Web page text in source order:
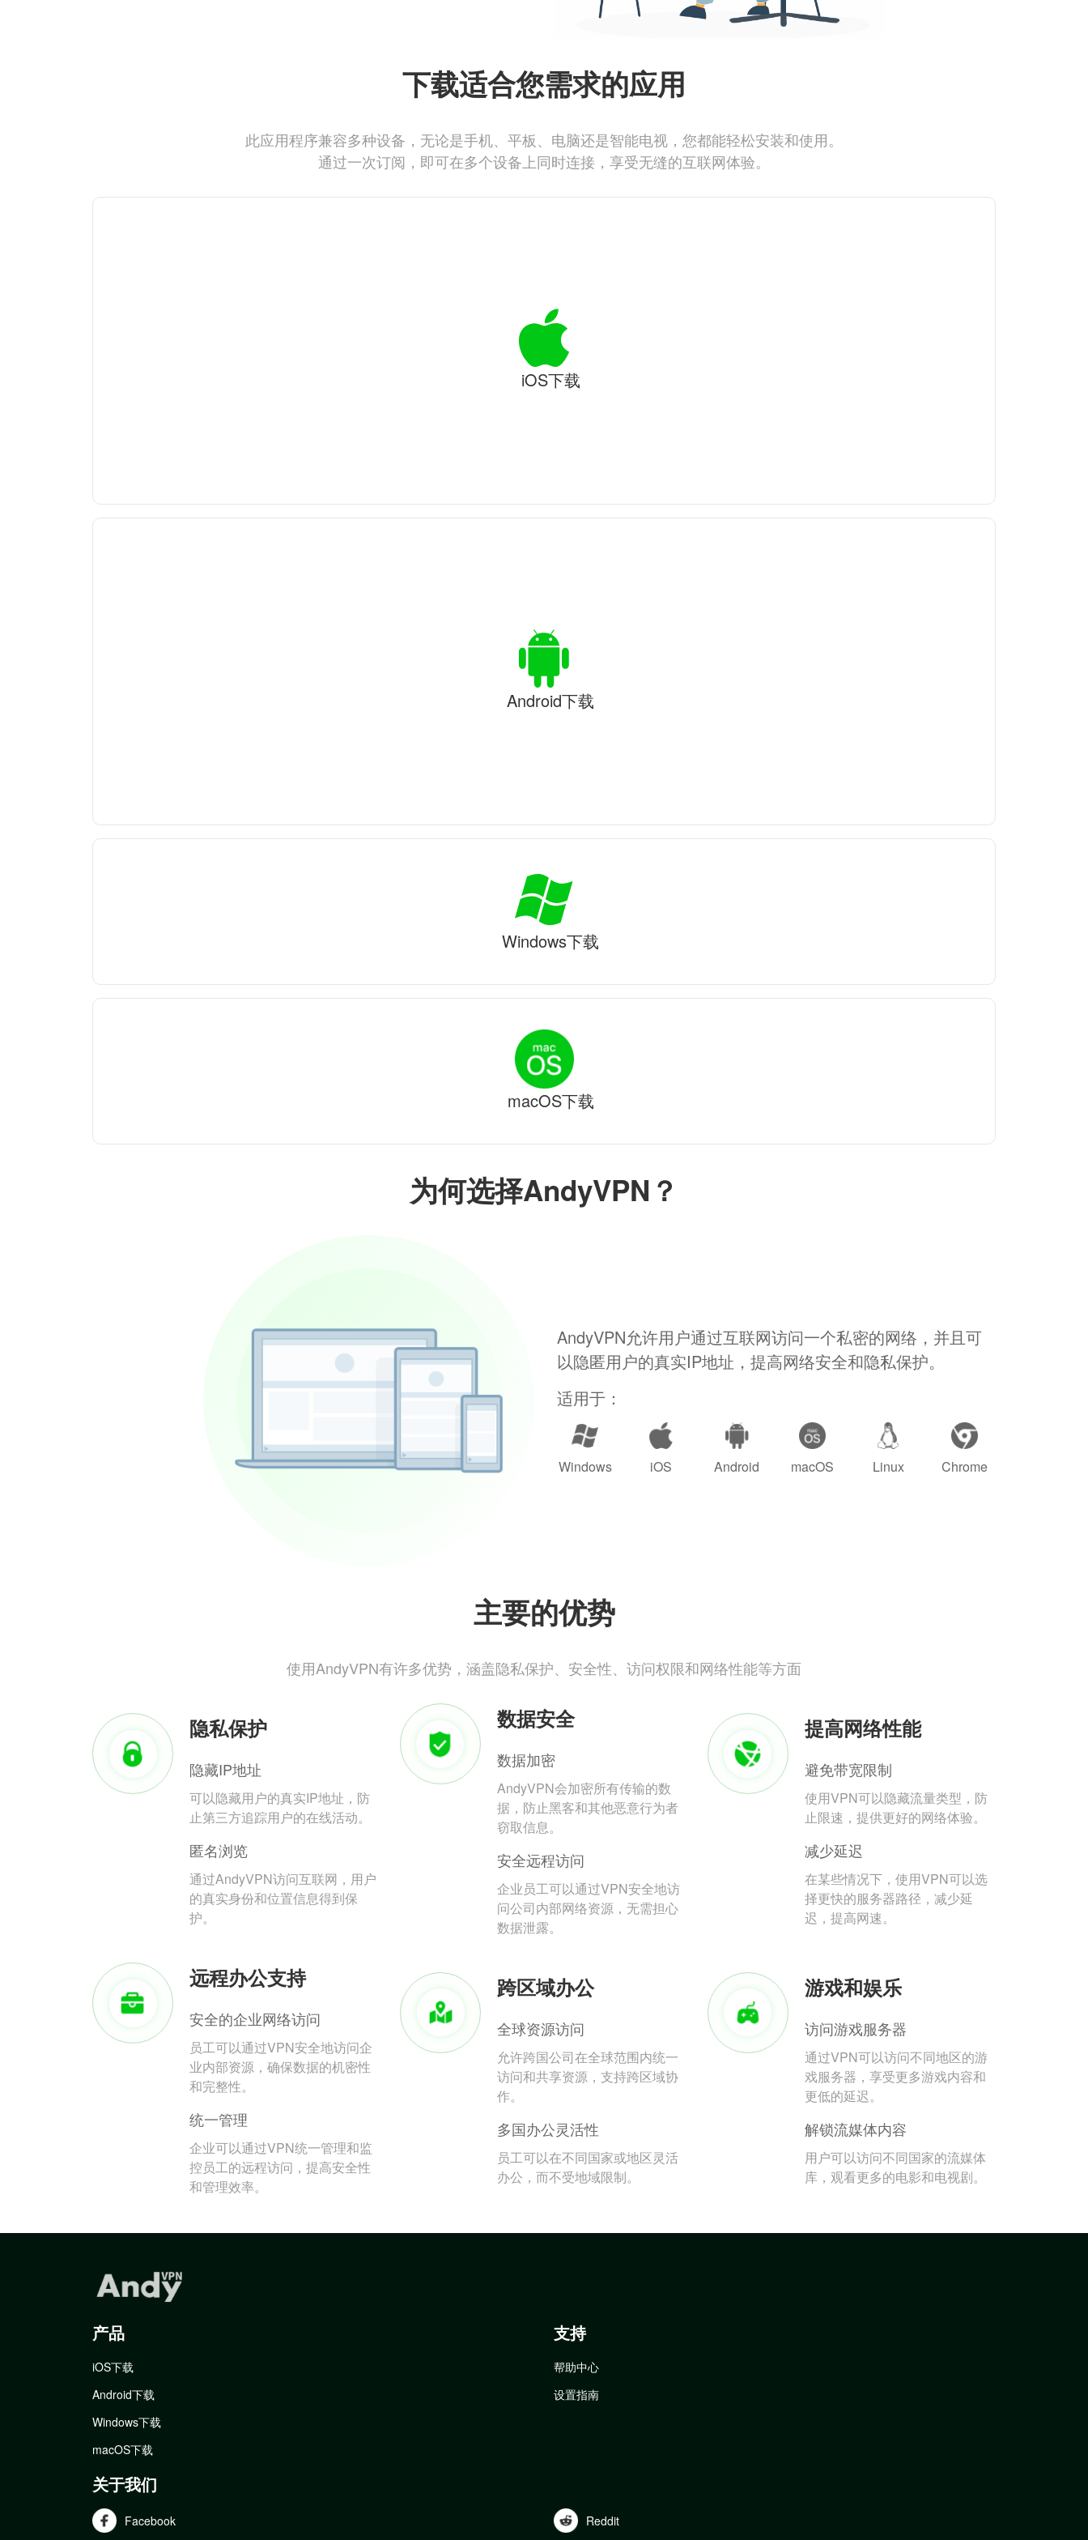
为何选择AndyVPN？
AndyVPN允许用户通过互联网访问一个私密的网络，并且可
以隐匿用户的真实IP地址，提高网络安全和隐私保护。
适用于：
Windows iOS Android macOS Linux Chrome
主要的优势
使用AndyVPN有许多优势，涵盖隐私保护、安全性、访问权限和网络性能等方面
隐私保护
隐藏IP地址
可以隐藏用户的真实IP地址，防
止第三方追踪用户的在线活动。
匿名浏览
通过AndyVPN访问互联网，用户
的真实身份和位置信息得到保
护。
数据安全
数据加密
AndyVPN会加密所有传输的数
据，防止黑客和其他恶意行为者
窃取信息。
安全远程访问
企业员工可以通过VPN安全地访
问公司内部网络资源，无需担心
数据泄露。
提高网络性能
避免带宽限制
使用VPN可以隐藏流量类型，防
止限速，提供更好的网络体验。
减少延迟
在某些情况下，使用VPN可以选
择更快的服务器路径，减少延
迟，提高网速。
远程办公支持
安全的企业网络访问
员工可以通过VPN安全地访问企
业内部资源，确保数据的机密性
和完整性。
统一管理
企业可以通过VPN统一管理和监
控员工的远程访问，提高安全性
和管理效率。
跨区域办公
全球资源访问
允许跨国公司在全球范围内统一
访问和共享资源，支持跨区域协
作。
多国办公灵活性
员工可以在不同国家或地区灵活
办公，而不受地域限制。
游戏和娱乐
访问游戏服务器
通过VPN可以访问不同地区的游
戏服务器，享受更多游戏内容和
更低的延迟。
解锁流媒体内容
用户可以访问不同国家的流媒体
库，观看更多的电影和电视剧。
下载适合您需求的应用
此应用程序兼容多种设备，无论是手机、平板、电脑还是智能电视，您都能轻松安装和使用。
通过一次订阅，即可在多个设备上同时连接，享受无缝的互联网体验。
iOS下载
Android下载
Windows下载
macOS下载
产品
iOS下载
Android下载
Windows下载
macOS下载
支持
帮助中心
设置指南
关于我们
Facebook Reddit